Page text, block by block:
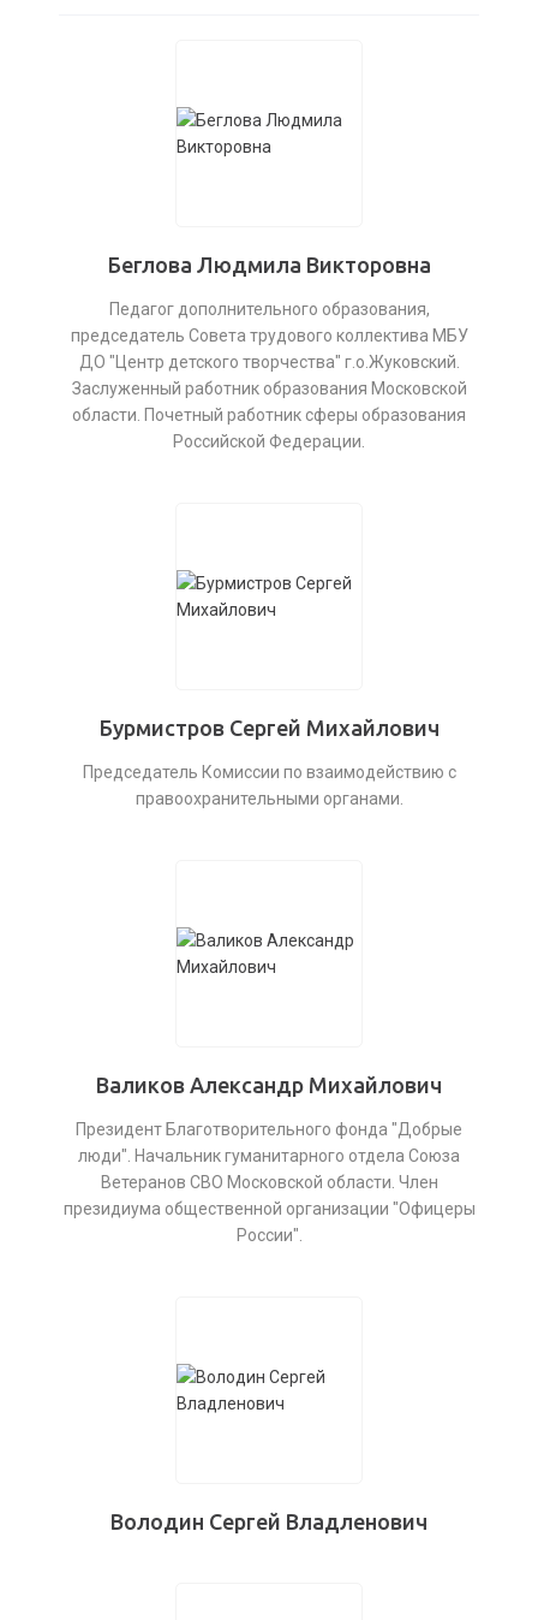
Беглова Людмила Викторовна
Педагог дополнительного образования,
председатель Совета трудового коллектива МБУ
ДО "Центр детского творчества" г.о.Жуковский.
Заслуженный работник образования Московской
области. Почетный работник сферы образования
Российской Федерации.
Бурмистров Сергей Михайлович
Председатель Комиссии по взаимодействию с
правоохранительными органами.
Валиков Александр Михайлович
Президент Благотворительного фонда "Добрые
люди". Начальник гуманитарного отдела Союза
Ветеранов СВО Московской области. Член
президиума общественной организации "Офицеры
России".
Володин Сергей Владленович